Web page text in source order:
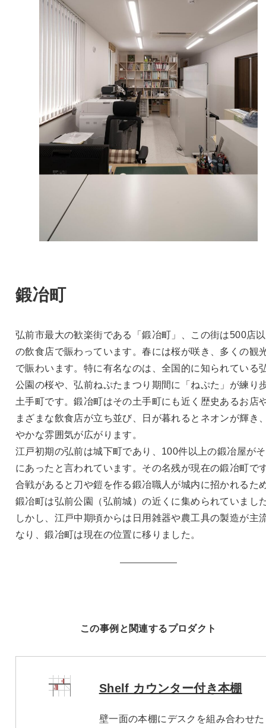
鍛冶町
弘前市最大の歓楽街である「鍛冶町」、この街は500店
の飲食店で賑わっています。春には桜が咲き、多くの観
で賑わいます。特に有名なのは、全国的に知られている
公園の桜や、弘前ねぷたまつり期間に「ねぷた」が練り
土手町です。鍛冶町はその土手町にも近く歴史あるお店
まざまな飲食店が立ち並び、日が暮れるとネオンが輝き
やかな雰囲気が広がります。
江戸初期の弘前は城下町であり、100件以上の鍛冶屋が
にあったと言われています。その名残が現在の鍛冶町で
合戦があると刀や鎧を作る鍛冶職人が城内に招かれるた
鍛冶町は弘前公園（弘前城）の近くに集められていまし
しかし、江戸中期頃からは日用雑器や農工具の製造が主
なり、鍛冶町は現在の位置に移りました。
この事例と関連するプロダクト
Shelf カウンター付き本棚
壁一面の本棚にデスクを組み合わせた